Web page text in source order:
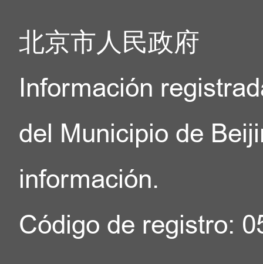
北京市人民政府
Información
del Municipio de
información.
Código de registro: